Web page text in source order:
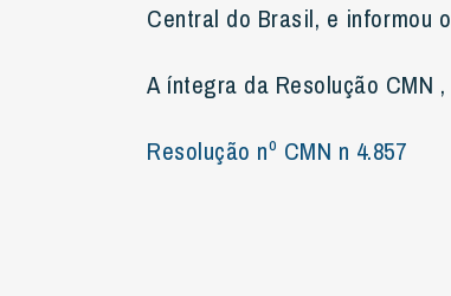
Central do Brasil, e informou
A íntegra da Resolução CMN
Resolução nº CMN n 4.857